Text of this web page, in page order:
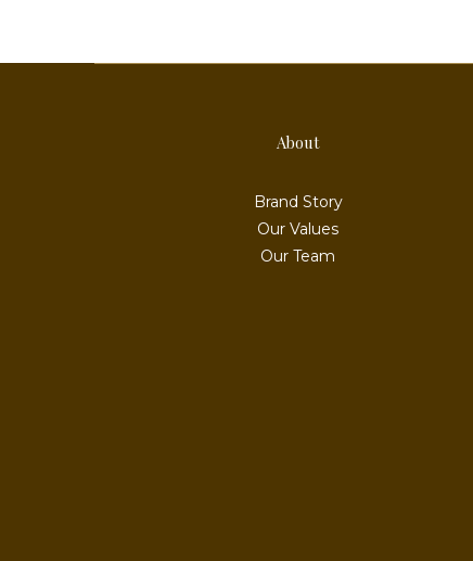
About
Brand Story
Our Values
Our Team